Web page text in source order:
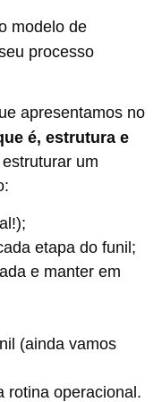
modelo de
processo
apresentamos no
é, estrutura e
um
etapa do funil;
e manter em
(ainda vamos
rotina operacional.